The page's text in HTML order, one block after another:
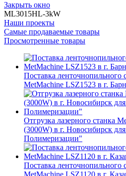
Закрыть окно
ML3015HL-3kW
Наши проекты
Самые продаваемые товары
Просмотренные товары
Поставка ленточнопильного
MetMachine LSZ1523 в г.
Отгрузка лазерного станка
(3000W) в г. Новосибирск
Полимеризации"
Поставка ленточнопильного